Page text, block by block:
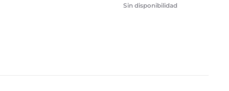
Sin disponibilidad